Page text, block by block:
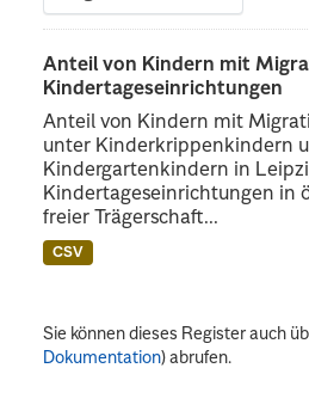
Anteil von Kindern mit
Kindertageseinrichtungen
Anteil von Kindern mit
unter Kinderkrippenkindern
Kindergartenkindern in
Kindertageseinrichtungen in
freier Trägerschaft...
CSV
Sie können dieses Register auch
Dokumentation) abrufen.